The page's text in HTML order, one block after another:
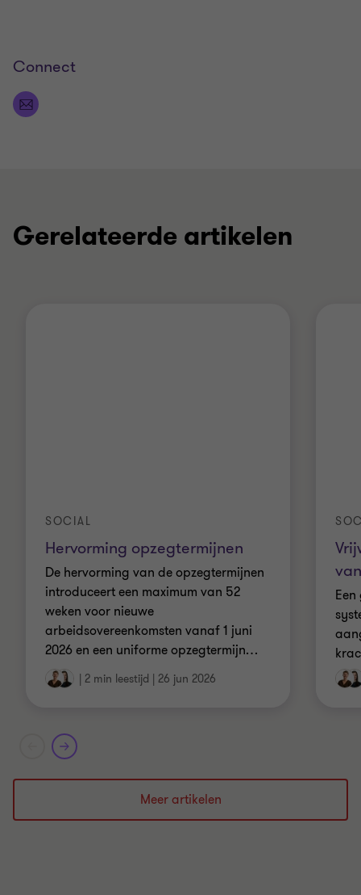
Connect
Gerelateerde artikelen
Hervorming opzegtermijnen
SOCIAL
De hervorming van de opzegtermijnen
introduceert een maximum van 52
weken voor nieuwe
arbeidsovereenkomsten vanaf 1 juni
2026 en een uniforme opzegtermijn…
2 min leestijd 26 jun 2026
Meer artikelen